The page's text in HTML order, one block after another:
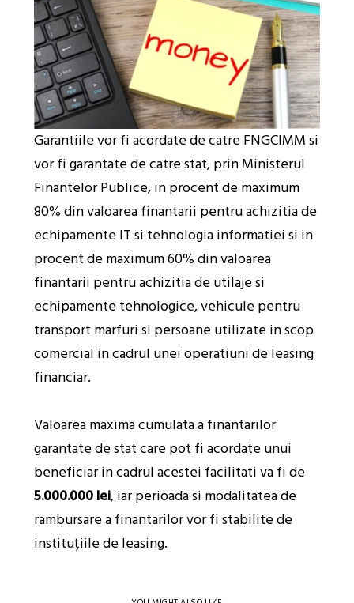
Garantiile vor fi acordate de catre FNGCIMM si
vor fi garantate de catre stat, prin Ministerul
Finantelor Publice, in procent de maximum
80% din valoarea finantarii pentru achizitia de
echipamente IT si tehnologia informatiei si in
procent de maximum 60% din valoarea
finantarii pentru achizitia de utilaje si
echipamente tehnologice, vehicule pentru
transport marfuri si persoane utilizate in scop
comercial in cadrul unei operatiuni de leasing
financiar.
Valoarea maxima cumulata a finantarilor
garantate de stat care pot fi acordate unui
beneficiar in cadrul acestei facilitati va fi de
5.000.000 lei, iar perioada si modalitatea de
rambursare a finantarilor vor fi stabilite de
instituțiile de leasing.